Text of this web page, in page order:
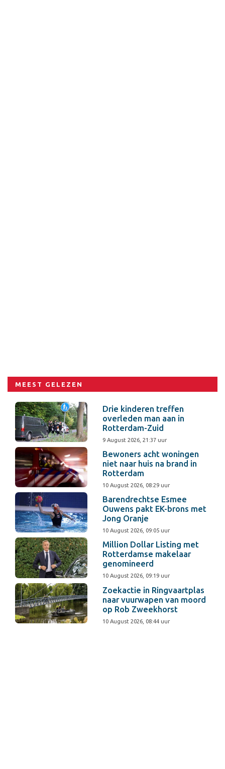
MEEST GELEZEN
Drie kinderen treffen
overleden man aan in
Rotterdam-Zuid
9 August 2026, 21:37 uur
Bewoners acht woningen
niet naar huis na brand in
Rotterdam
10 August 2026, 08:29 uur
Barendrechtse Esmee
Ouwens pakt EK-brons met
Jong Oranje
10 August 2026, 09:05 uur
Million Dollar Listing met
Rotterdamse makelaar
genomineerd
10 August 2026, 09:19 uur
Zoekactie in Ringvaartplas
naar vuurwapen van moord
op Rob Zweekhorst
10 August 2026, 08:44 uur